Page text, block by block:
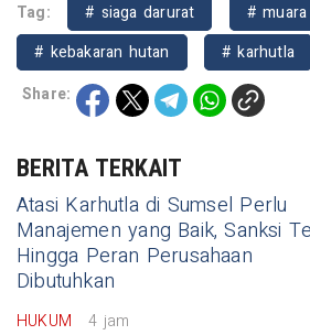
Tag: # siaga darurat
#
# kebakaran hutan
# karhutla
Share:
BERITA TERKAIT
Atasi Karhutla di Sumsel Perlu
Manajemen yang Baik, Sanksi
Hingga Peran Perusahaan
Dibutuhkan
HUKUM 4 jam